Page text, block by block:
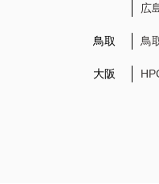
広
鳥取 鳥
大阪